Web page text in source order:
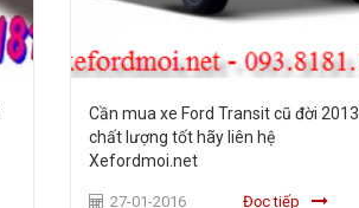
Cần mua xe Ford Transit cũ đời 2013
chất lượng tốt hãy liên hệ
Xefordmoi.net
27-01-2016 Đọc tiếp